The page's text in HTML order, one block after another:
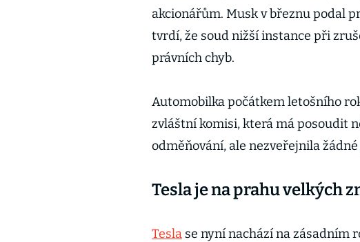
akcionářům. Musk v březnu podal
tvrdí, že soud nižší instance při
právních chyb.
Automobilka počátkem letošního
zvláštní komisi, která má posoudit
odměňování, ale nezveřejnila
Tesla je na prahu velkých
Tesla se nyní nachází na zásadním